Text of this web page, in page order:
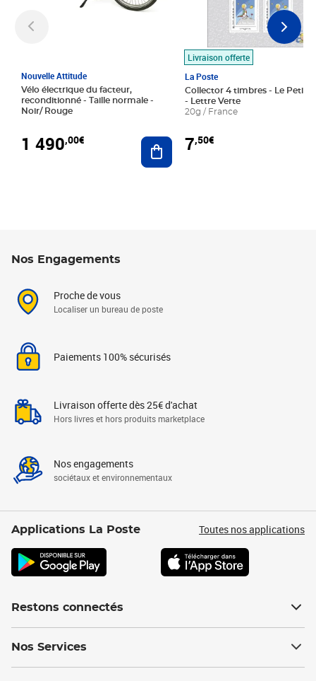
Nouvelle Attitude
Vélo électrique du facteur,
reconditionné - Taille normale -
Noir/ Rouge
1 490,00€ Ajouter au panier
Livraison offerte
La Poste
Collector 4 timbres - Le Petit
- Lettre Verte
20g / France
7,50€
Nos Engagements
Proche de vous
Localiser un bureau de poste
Paiements 100% sécurisés
Livraison offerte dès 25€ d'achat
Hors livres et hors produits marketplace
Nos engagements
sociétaux et environnementaux
Applications La Poste Toutes nos applications
Restons connectés
Nos Services